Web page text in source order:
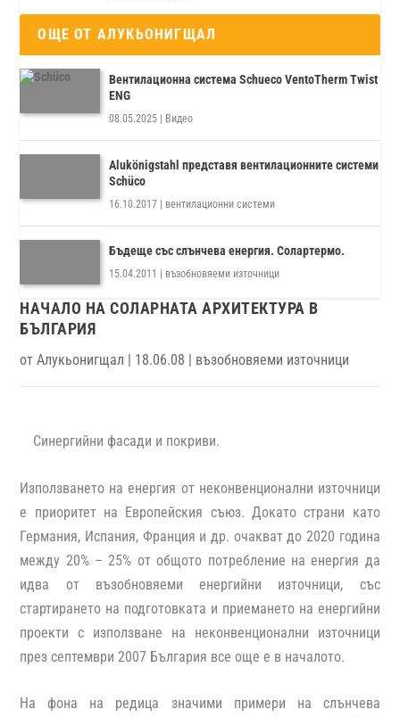
ОЩЕ ОТ АЛУКЬОНИГЩАЛ
Вентилационна система Schueco VentoTherm Twist
ENG
08.05.2025 | Видео
Alukönigstahl представя вентилационните системи
Schüco
16.10.2017 | вентилационни системи
Бъдеще със слънчева енергия. Солартермо.
15.04.2011 | възобновяеми източници
НАЧАЛО НА СОЛАРНАТА АРХИТЕКТУРА В
БЪЛГАРИЯ
отАлукьонигщал | 18.06.08 | възобновяеми източници
Синергийни фасади и покриви.
Използването на енергия от неконвенционални източници
е приоритет на Европейския съюз. Докато страни като
Германия, Испания, Франция и др. очакват до 2020 година
между 20% – 25% от общото потребление на енергия да
идва от възобновяеми енергийни източници, със
стартирането на подготовката и приемането на енергийни
проекти с използване на неконвенционални източници
през септември 2007 България все още е в началото.
На фона на редица значими примери на слънчева